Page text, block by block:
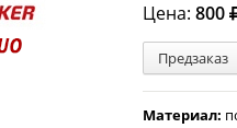
Цена:800
Предзаказ
Материал: